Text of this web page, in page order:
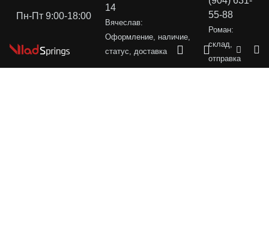
Пн-Пт 9:00-18:00
14
Вячеслав:
Оформление, наличие,
статус, доставка
55-88
Роман:
склад,
отправка